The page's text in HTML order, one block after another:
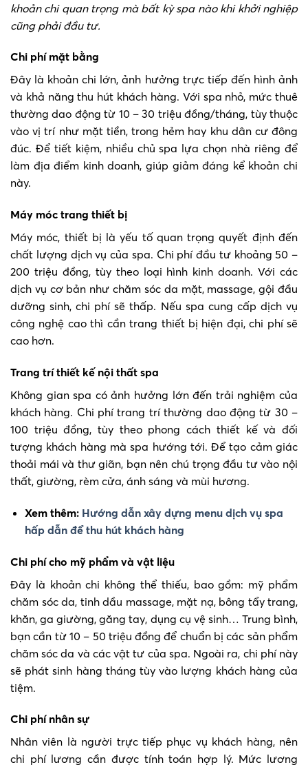
khoản chi quan trọng mà bất kỳ spa nào khi khởi nghiệp
cũng phải đầu tư.
Chi phí mặt bằng
Đây là khoản chi lớn, ảnh hưởng trực tiếp đến hình ảnh
và khả năng thu hút khách hàng. Với spa nhỏ, mức thuê
thường dao động từ 10 – 30 triệu đồng/tháng, tùy thuộc
vào vị trí như mặt tiền, trong hẻm hay khu dân cư đông
đúc. Để tiết kiệm, nhiều chủ spa lựa chọn nhà riêng để
làm địa điểm kinh doanh, giúp giảm đáng kể khoản chi
này.
Máy móc trang thiết bị
Máy móc, thiết bị là yếu tố quan trọng quyết định đến
chất lượng dịch vụ của spa. Chi phí đầu tư khoảng 50 –
200 triệu đồng, tùy theo loại hình kinh doanh. Với các
dịch vụ cơ bản như chăm sóc da mặt, massage, gội đầu
dưỡng sinh, chi phí sẽ thấp. Nếu spa cung cấp dịch vụ
công nghệ cao thì cần trang thiết bị hiện đại, chi phí sẽ
cao hơn.
Trang trí thiết kế nội thất spa
Không gian spa có ảnh hưởng lớn đến trải nghiệm của
khách hàng. Chi phí trang trí thường dao động từ 30 –
100 triệu đồng, tùy theo phong cách thiết kế và đối
tượng khách hàng mà spa hướng tới. Để tạo cảm giác
thoải mái và thư giãn, bạn nên chú trọng đầu tư vào nội
thất, giường, rèm cửa, ánh sáng và mùi hương.
Xem thêm: Hướng dẫn xây dựng menu dịch vụ spa
hấp dẫn để thu hút khách hàng
Chi phí cho mỹ phẩm và vật liệu
Đây là khoản chi không thể thiếu, bao gồm: mỹ phẩm
chăm sóc da, tinh dầu massage, mặt nạ, bông tẩy trang,
khăn, ga giường, găng tay, dụng cụ vệ sinh… Trung bình,
bạn cần từ 10 – 50 triệu đồng để chuẩn bị các sản phẩm
chăm sóc da và các vật tư của spa. Ngoài ra, chi phí này
sẽ phát sinh hàng tháng tùy vào lượng khách hàng của
tiệm.
Chi phí nhân sự
Nhân viên là người trực tiếp phục vụ khách hàng, nên
chi phí lương cần được tính toán hợp lý. Mức lương